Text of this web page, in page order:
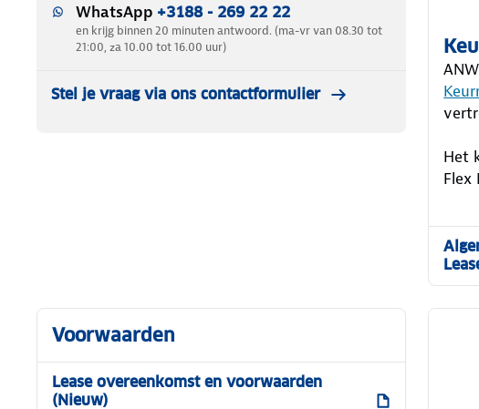
WhatsApp +3188 - 269 22 22
en krijg binnen 20 minuten antwoord. (ma-vr van 08.30 tot
21:00, za 10.00 tot 16.00 uur)
Stel je vraag via ons contactformulier
Het
Flex
Voorwaarden
Lease overeenkomst en voorwaarden
(Nieuw)